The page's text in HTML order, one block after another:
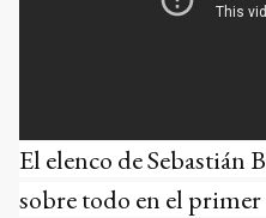
El elenco de Sebastián
sobre todo en el